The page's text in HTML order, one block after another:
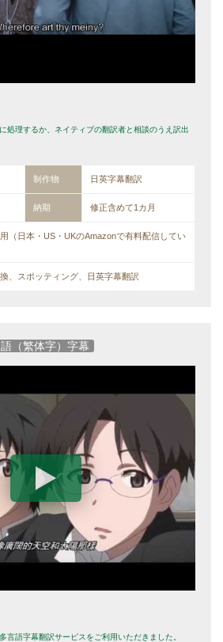
処理するか、ネイティブの翻訳者と相談のうえ訳出
制作物 日英字幕翻訳
納期 修正含めて1カ月
（日本・US・UKのAmazonで有料配信してい
、スポッティング、日英字幕翻訳
（繁体字）字幕
言語字幕翻訳サービスをご利用いただきました。